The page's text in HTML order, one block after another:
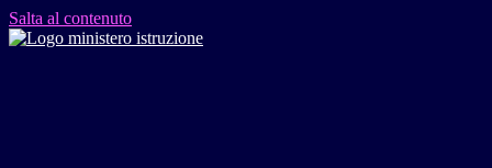
Salta al contenuto